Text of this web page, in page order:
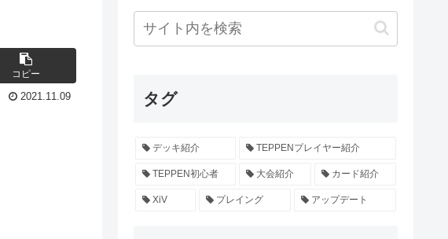
コピー
2021.11.09 タグ
デッキ紹介 TEPPENプレイヤー紹介
TEPPEN初心者 大会紹介 カード紹介
XiV プレイング アップデート